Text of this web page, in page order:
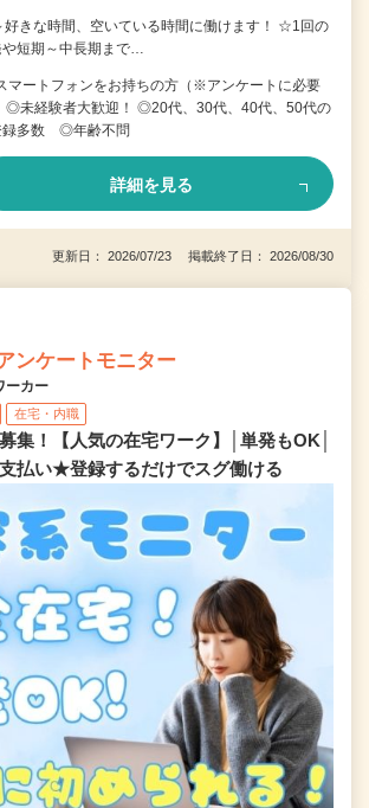
好きな時間、空いている時間に働けます！ ☆1回の
や短期～中長期まで…
マートフォンをお持ちの方（※アンケートに必要
◎未経験者大歓迎！ ◎20代、30代、40代、50代の
録多数 ◎年齢不問
詳細を見る
更新日： 2026/07/23 掲載終了日： 2026/08/30
ンケートモニター
ーカー
在宅・内職
集！【人気の在宅ワーク】│単発もOK│
払い★登録するだけでスグ働ける